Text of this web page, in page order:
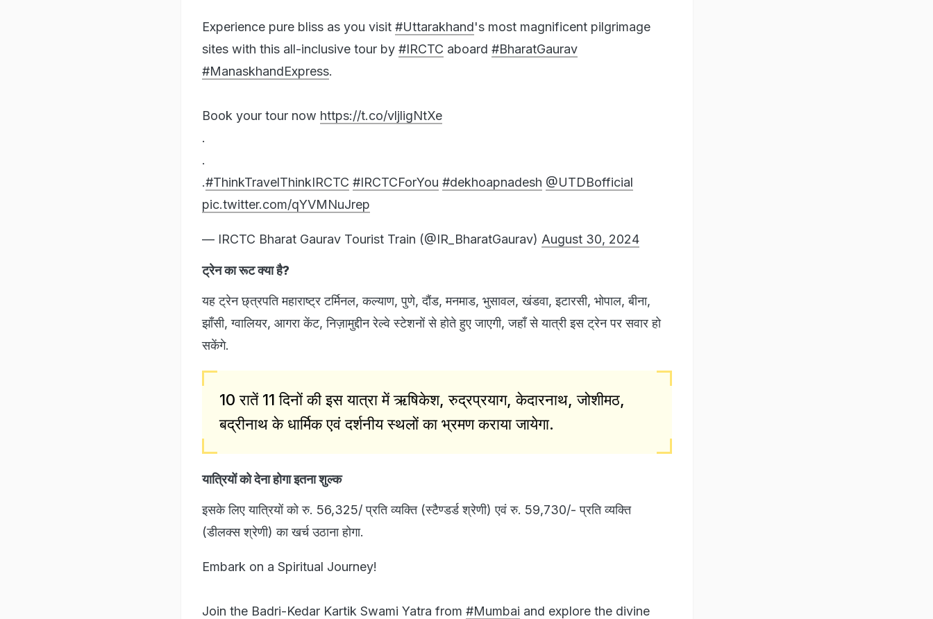
Experience pure bliss as you visit #Uttarakhand's most magnificent pilgrimage
sites with this all-inclusive tour by #IRCTC aboard #BharatGaurav
#ManaskhandExpress.
Book your tour now https://t.co/vljligNtXe
.
.
.#ThinkTravelThinkIRCTC #IRCTCForYou #dekhoapnadesh @UTDBofficial
pic.twitter.com/qYVMNuJrep
— IRCTC Bharat Gaurav Tourist Train (@IR_BharatGaurav) August 30, 2024
ट्रेन का रूट क्या है?
यह ट्रेन छ्त्रपति महाराष्ट्र टर्मिनल, कल्याण, पुणे, दौंड, मनमाड, भुसावल, खंडवा, इटारसी, भोपाल, बीना,
झाँसी, ग्वालियर, आगरा केंट, निज़ामुद्दीन रेल्वे स्टेशनों से होते हुए जाएगी, जहाँ से यात्री इस ट्रेन पर सवार हो
सकेंगे.
10 रातें 11 दिनों की इस यात्रा में ऋषिकेश, रुद्रप्रयाग, केदारनाथ, जोशीमठ,
बद्रीनाथ के धार्मिक एवं दर्शनीय स्थलों का भ्रमण कराया जायेगा.
यात्रियों को देना होगा इतना शुल्क
इसके लिए यात्रियों को रु. 56,325/ प्रति व्यक्ति (स्टैण्डर्ड श्रेणी) एवं रु. 59,730/- प्रति व्यक्ति
(डीलक्स श्रेणी) का खर्च उठाना होगा.
Embark on a Spiritual Journey!
Join the Badri-Kedar Kartik Swami Yatra from #Mumbai and explore the divine